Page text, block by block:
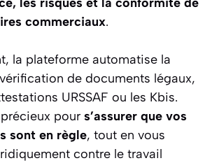
les risques et la conformité de
commerciaux.
la plateforme automatise la
de documents légaux,
URSSAF ou les Kbis.
pour s’assurer que vos
sont en règle, tout en vous
contre le travail